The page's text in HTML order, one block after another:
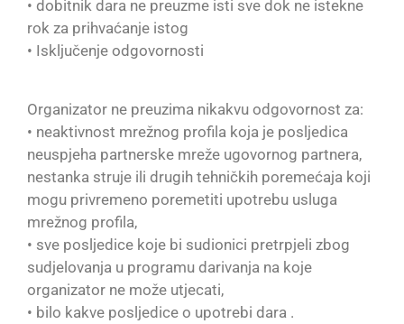
• dobitnik dara ne preuzme isti sve dok ne istekne
rok za prihvaćanje istog
• Isključenje odgovornosti
Organizator ne preuzima nikakvu odgovornost za:
• neaktivnost mrežnog profila koja je posljedica
neuspjeha partnerske mreže ugovornog partnera,
nestanka struje ili drugih tehničkih poremećaja koji
mogu privremeno poremetiti upotrebu usluga
mrežnog profila,
• sve posljedice koje bi sudionici pretrpjeli zbog
sudjelovanja u programu darivanja na koje
organizator ne može utjecati,
• bilo kakve posljedice o upotrebi dara .